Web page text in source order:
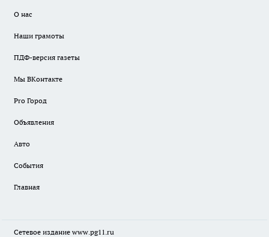
О нас
Наши грамоты
ПДФ-версия газеты
Мы ВКонтакте
Pro Город
Объявления
Авто
События
Главная
Сетевое издание www.pg11.ru